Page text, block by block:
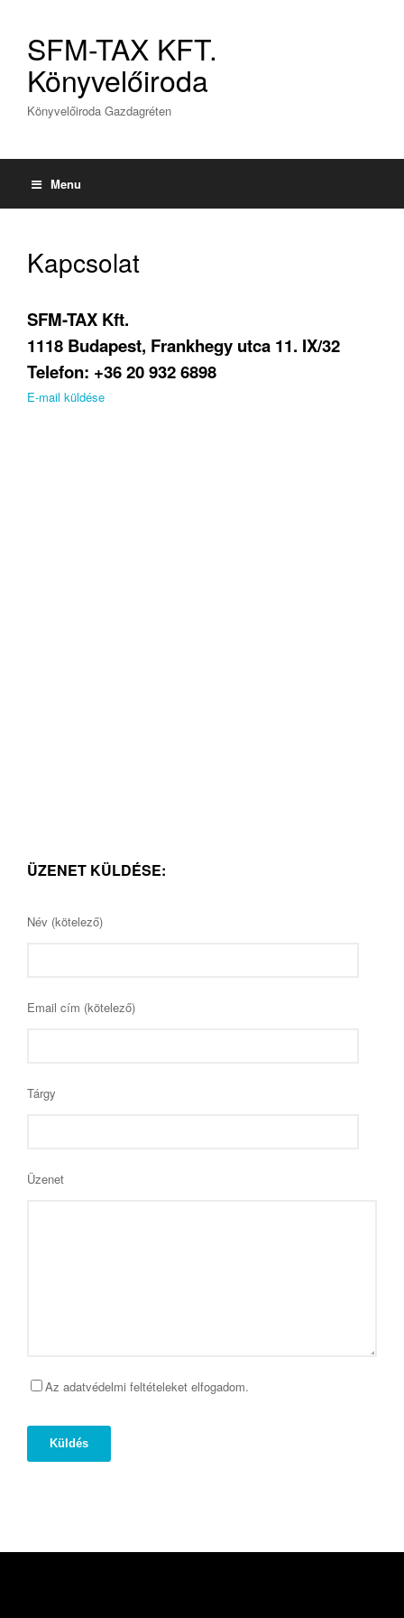
SFM-TAX KFT.
Könyvelőiroda
Könyvelőiroda Gazdagréten
Menu
Kapcsolat
SFM-TAX Kft.
1118 Budapest, Frankhegy utca 11. IX/32
Telefon: +36 20 932 6898
E-mail küldése
ÜZENET KÜLDÉSE:
Név (kötelező)
Email cím (kötelező)
Tárgy
Üzenet
Az adatvédelmi feltételeket elfogadom.